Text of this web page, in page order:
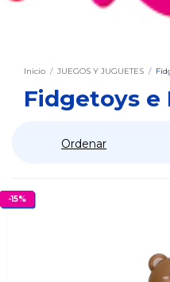
Inicio / JUEGOS Y JUGUETES /
Fidgetoys e
Ordenar
-15%